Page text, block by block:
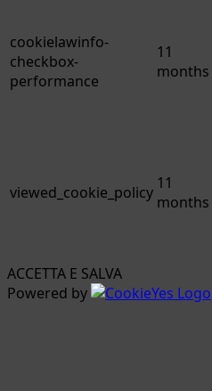
cookielawinfo-
checkbox-
performance
11
months
viewed_cookie_policy 11
months
ACCETTA E SALVA
Powered by